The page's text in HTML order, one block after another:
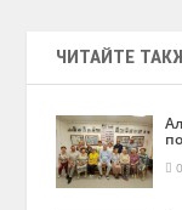
ЧИТАЙТЕ